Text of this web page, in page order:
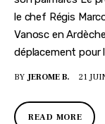
le chef Régis
Vanosc en
déplacement pour
BY JEROME B. 21
READ MORE